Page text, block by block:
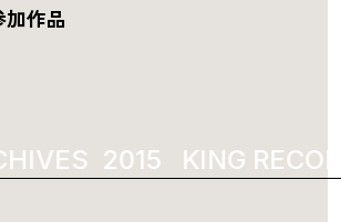
加作品
2015 KING